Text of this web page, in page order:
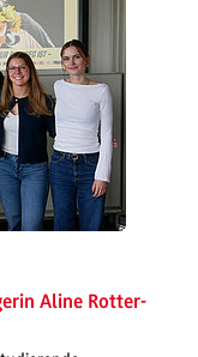
Aline Rotter-